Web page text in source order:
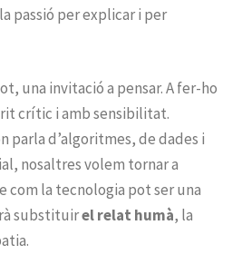
passió per explicar i per
una invitació a pensar. A fer-ho
crític i amb sensibilitat.
parla d’algoritmes, de dades i
nosaltres volem tornar a
com la tecnologia pot ser una
substituirel relat humà, la